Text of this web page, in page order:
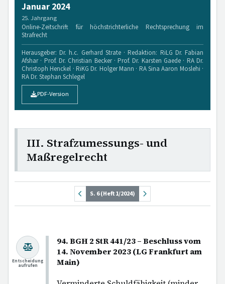
Januar 2024
25. Jahrgang
Online-Zeitschrift für höchstrichterliche Rechtsprechung im
Strafrecht
Herausgeber: Dr. h.c. Gerhard Strate · Redaktion: RiLG Dr. Fabian
Afshar · Prof. Dr. Christian Becker · Prof. Dr. Karsten Gaede · RA Dr.
Christoph Henckel · RiKG Dr. Holger Mann · RA Sina Aaron Moslehi ·
RA Dr. Stephan Schlegel
PDF-Version
III. Strafzumessungs- und
Maßregelrecht
S. 6 (Heft 1/2024)
94. BGH 2 StR 441/23 – Beschluss vom
14. November 2023 (LG Frankfurt am
Main)
Entscheidung
aufrufen